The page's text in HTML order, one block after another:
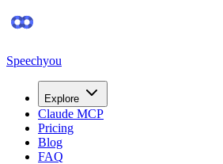
Speechyou
Explore
Claude MCP
Pricing
Blog
FAQ